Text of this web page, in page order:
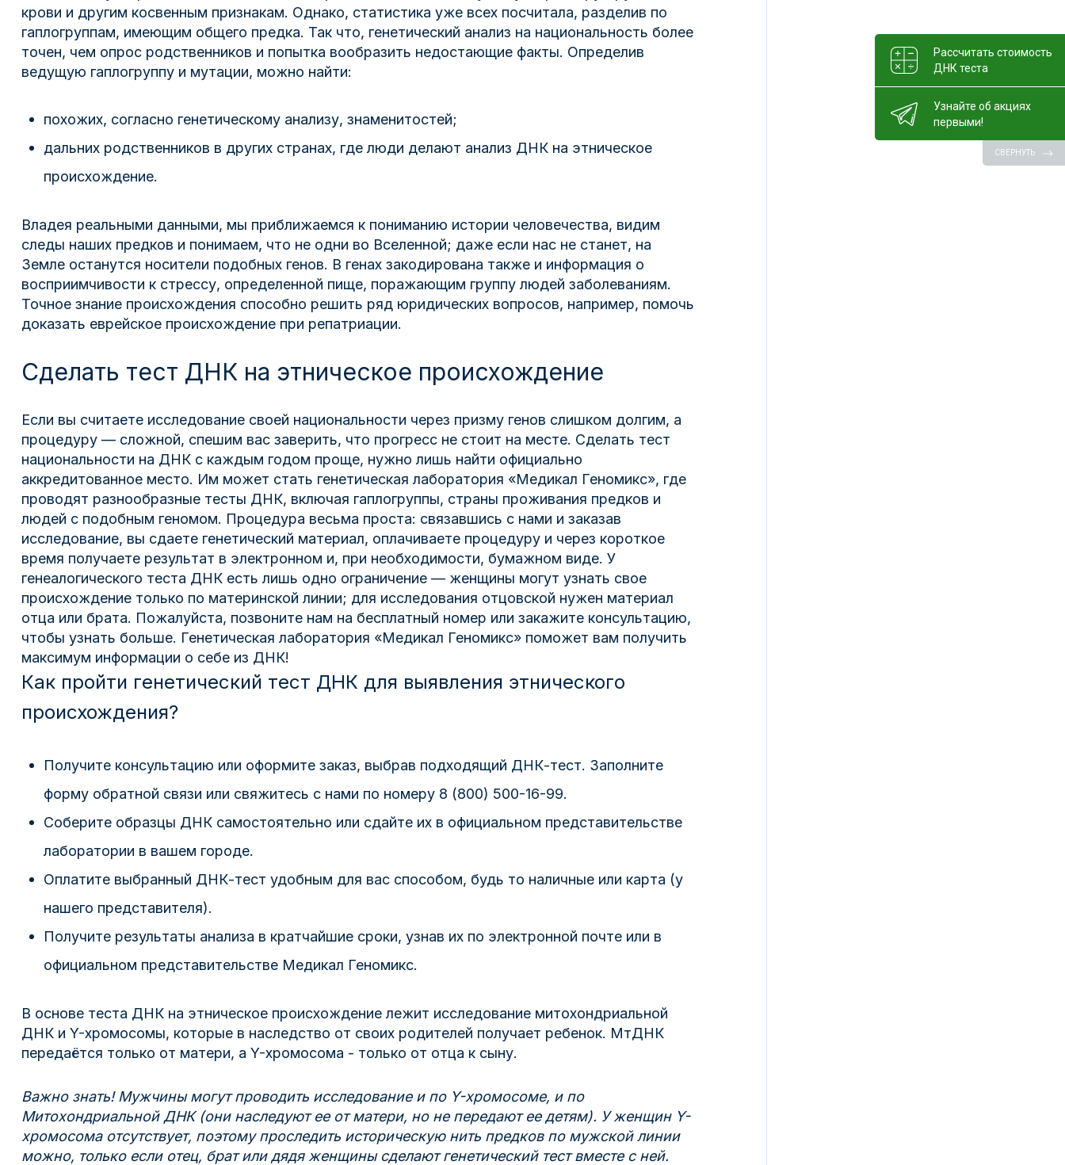
крови и другим косвенным признакам. Однако, статистика уже всех посчитала, разделив по
гаплогруппам, имеющим общего предка. Так что, генетический анализ на национальность более
точен, чем опрос родственников и попытка вообразить недостающие факты. Определив
ведущую гаплогруппу и мутации, можно найти:
похожих, согласно генетическому анализу, знаменитостей;
дальних родственников в других странах, где люди делают анализ ДНК на этническое
происхождение.
Владея реальными данными, мы приближаемся к пониманию истории человечества, видим
следы наших предков и понимаем, что не одни во Вселенной; даже если нас не станет, на
Земле останутся носители подобных генов. В генах закодирована также и информация о
восприимчивости к стрессу, определенной пище, поражающим группу людей заболеваниям.
Точное знание происхождения способно решить ряд юридических вопросов, например, помочь
доказать еврейское происхождение при репатриации.
Сделать тест ДНК на этническое происхождение
Если вы считаете исследование своей национальности через призму генов слишком долгим, а
процедуру — сложной, спешим вас заверить, что прогресс не стоит на месте. Сделать тест
национальности на ДНК с каждым годом проще, нужно лишь найти официально
аккредитованное место. Им может стать генетическая лаборатория «Медикал Геномикс», где
проводят разнообразные тесты ДНК, включая гаплогруппы, страны проживания предков и
людей с подобным геномом. Процедура весьма проста: связавшись с нами и заказав
исследование, вы сдаете генетический материал, оплачиваете процедуру и через короткое
время получаете результат в электронном и, при необходимости, бумажном виде. У
генеалогического теста ДНК есть лишь одно ограничение — женщины могут узнать свое
происхождение только по материнской линии; для исследования отцовской нужен материал
отца или брата. Пожалуйста, позвоните нам на бесплатный номер или закажите консультацию,
чтобы узнать больше. Генетическая лаборатория «Медикал Геномикс» поможет вам получить
максимум информации о себе из ДНК!
Как пройти генетический тест ДНК для выявления этнического
происхождения?
Получите консультацию или оформите заказ, выбрав подходящий ДНК-тест. Заполните
форму обратной связи или свяжитесь с нами по номеру 8 (800) 500-16-99.
Соберите образцы ДНК самостоятельно или сдайте их в официальном представительстве
лаборатории в вашем городе.
Оплатите выбранный ДНК-тест удобным для вас способом, будь то наличные или карта (у
нашего представителя).
Получите результаты анализа в кратчайшие сроки, узнав их по электронной почте или в
официальном представительстве Медикал Геномикс.
В основе теста ДНК на этническое происхождение лежит исследование митохондриальной
ДНК и Y-хромосомы, которые в наследство от своих родителей получает ребенок. МтДНК
передаётся только от матери, а Y-хромосома - только от отца к сыну.
Важно знать! Мужчины могут проводить исследование и по Y-хромосоме, и по
Митохондриальной ДНК (они наследуют ее от матери, но не передают ее детям). У женщин Y-
хромосома отсутствует, поэтому проследить историческую нить предков по мужской линии
можно, только если отец, брат или дядя женщины сделают генетический тест вместе с ней.
Рассчитать стоимость
ДНК теста
Узнайте об акциях
первыми!
СВЕРНУТЬ